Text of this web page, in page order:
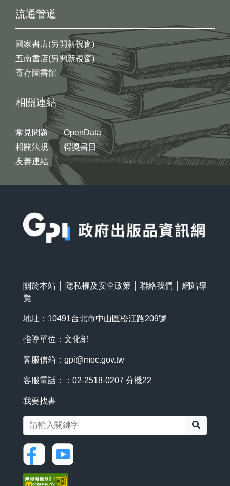
流通管道
國家書店(另開新視窗)
五南書店(另開新視窗)
寄存圖書館
相關連結
常見問題
相關法規
友善連結
OpenData
得獎書目
關於本站 隱私權及安全政策 聯絡我們
網站導
覽
地址：10491台北市中山區松江路209號
指導單位：文化部
客服信箱： gpi@moc.gov.tw
客服電話：：02-2518-0207 分機22
我要找書